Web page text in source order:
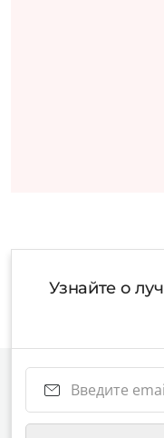
Узнайте о